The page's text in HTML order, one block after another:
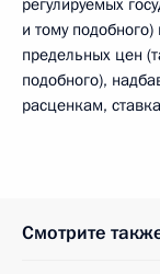
регулируемых
и тому
предельных цен
подобного),
расценкам,
Смотрите